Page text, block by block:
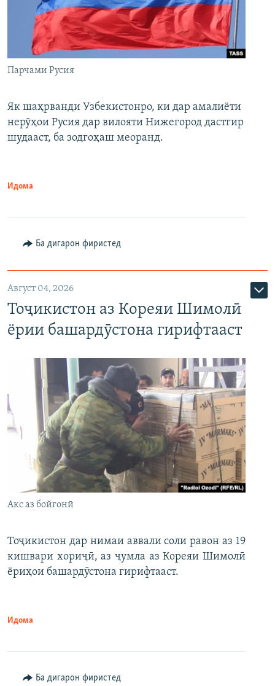
Парчами Русия
Як шаҳрванди Узбекистонро, ки дар амалиёти
нерӯҳои Русия дар вилояти Нижегород дастгир
шудааст, ба зодгоҳаш меоранд.
Идома
Ба дигарон фиристед
Август 04, 2026
Тоҷикистон аз Кореяи Шимолӣ
ёрии башардӯстона гирифтааст
Акс аз бойгонӣ
Тоҷикистон дар нимаи аввали соли равон аз 19
кишвари хориҷӣ, аз ҷумла аз Кореяи Шимолӣ
ёриҳои башардӯстона гирифтааст.
Идома
Ба дигарон фиристед